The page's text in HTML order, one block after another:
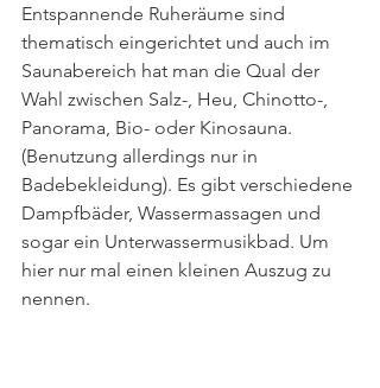
Entspannende Ruheräume sind
thematisch eingerichtet und auch im
Saunabereich hat man die Qual der
Wahl zwischen Salz-, Heu, Chinotto-,
Panorama, Bio- oder Kinosauna.
(Benutzung allerdings nur in
Badebekleidung). Es gibt verschiedene
Dampfbäder, Wassermassagen und
sogar ein Unterwassermusikbad. Um
hier nur mal einen kleinen Auszug zu
nennen.